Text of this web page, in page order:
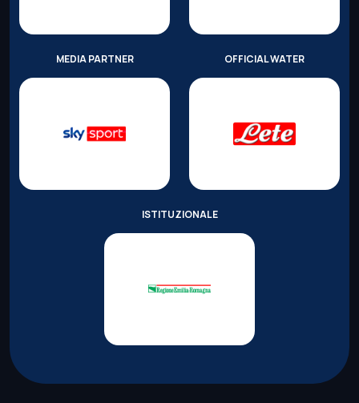
MEDIA PARTNER OFFICIAL WATER
ISTITUZIONALE